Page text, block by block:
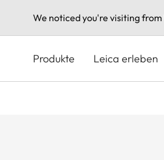
We noticed you're visiting from
Produkte Leica erleben